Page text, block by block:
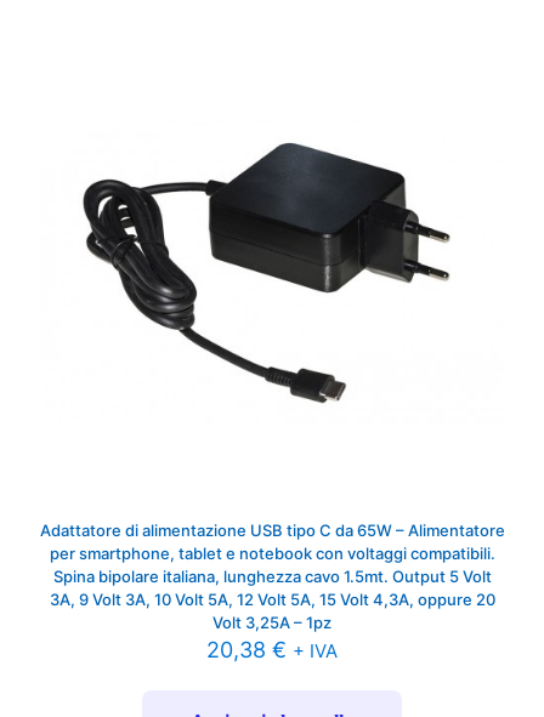
Adattatore di alimentazione USB tipo C da 65W – Alimentatore
per smartphone, tablet e notebook con voltaggi compatibili.
Spina bipolare italiana, lunghezza cavo 1.5mt. Output 5 Volt
3A, 9 Volt 3A, 10 Volt 5A, 12 Volt 5A, 15 Volt 4,3A, oppure 20
Volt 3,25A – 1pz
20,38 € + IVA